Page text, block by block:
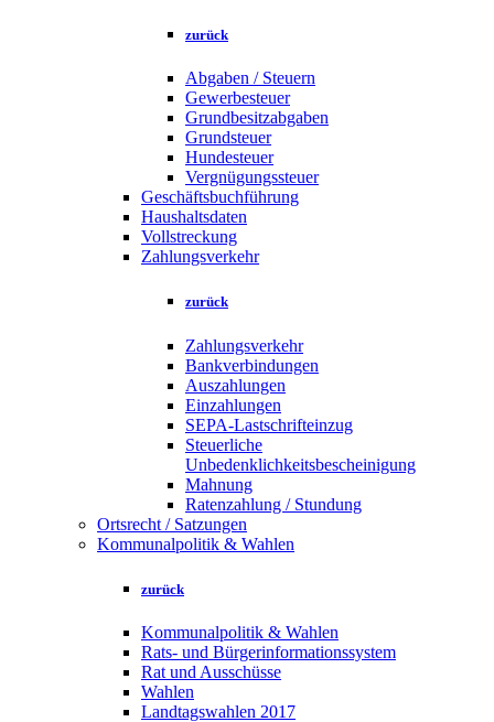
zurück
Abgaben / Steuern
Gewerbesteuer
Grundbesitzabgaben
Grundsteuer
Hundesteuer
Vergnügungssteuer
Geschäftsbuchführung
Haushaltsdaten
Vollstreckung
Zahlungsverkehr
zurück
Zahlungsverkehr
Bankverbindungen
Auszahlungen
Einzahlungen
SEPA-Lastschrifteinzug
Steuerliche
Unbedenklichkeitsbescheinigung
Mahnung
Ratenzahlung / Stundung
Ortsrecht / Satzungen
Kommunalpolitik & Wahlen
zurück
Kommunalpolitik & Wahlen
Rats- und Bürgerinformationssystem
Rat und Ausschüsse
Wahlen
Landtagswahlen 2017